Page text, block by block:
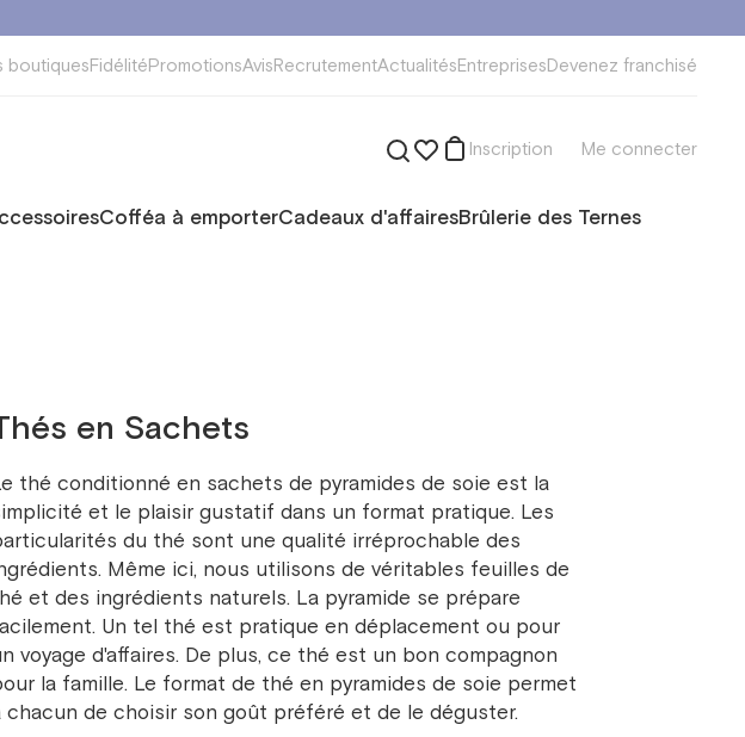
boutiquesFidélitéPromotionsAvisRecrutementActualitésEntreprisesDevenez franchisé
Inscription Me connecter
Cofféa à emporterCadeaux d'affairesBrûlerie des Ternes
en Sachets
thé conditionné en sachets de pyramides de soie est la
et le plaisir gustatif dans un format pratique. Les
du thé sont une qualité irréprochable des
Même ici, nous utilisons de véritables feuilles de
et des ingrédients naturels. La pyramide se prépare
Un tel thé est pratique en déplacement ou pour
voyage d'affaires. De plus, ce thé est un bon compagnon
la famille. Le format de thé en pyramides de soie permet
chacun de choisir son goût préféré et de le déguster.